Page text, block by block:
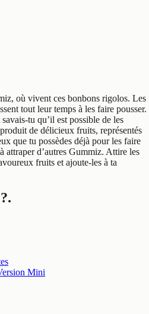
où vivent ces bonbons rigolos. Les
tout leur temps à les faire pousser.
tu qu’il est possible de les
de délicieux fruits, représentés
que tu possèdes déjà pour les faire
attraper d’autres Gummiz. Attire les
fruits et ajoute-les à ta
.
Mini